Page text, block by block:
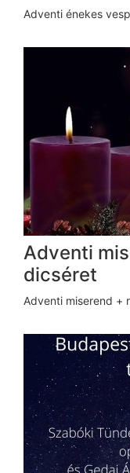
Adventi énekes
Adventi
dicséret
Adventi miserend +